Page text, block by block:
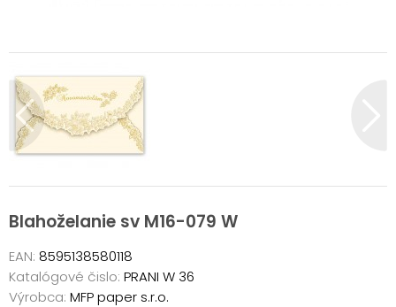
Blahoželanie sv M16-079 W
EAN: 8595138580118
Katalógové čislo: PRANI W 36
Výrobca: MFP paper s.r.o.